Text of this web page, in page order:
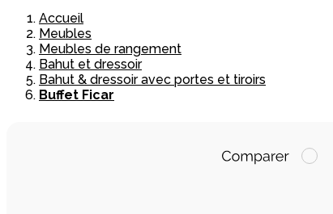
Accueil
Meubles
Meubles de rangement
Bahut et dressoir
Bahut & dressoir avec portes et tiroirs
Buffet Ficar